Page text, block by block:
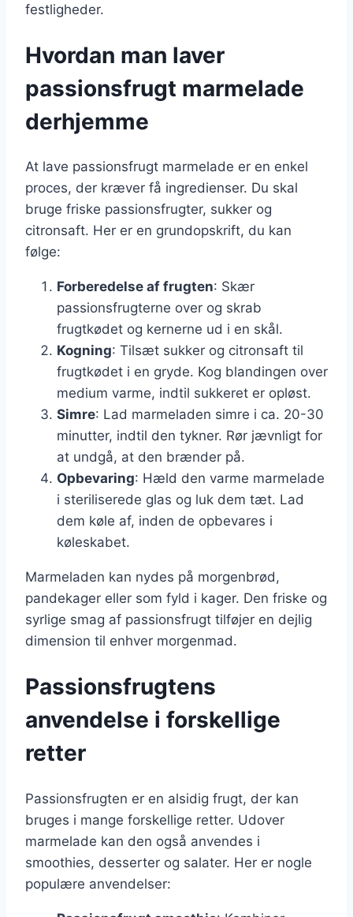
festligheder.
Hvordan man laver
passionsfrugt marmelade
derhjemme
At lave passionsfrugt marmelade er en enkel
proces, der kræver få ingredienser. Du skal
bruge friske passionsfrugter, sukker og
citronsaft. Her er en grundopskrift, du kan
følge:
Forberedelse af frugten: Skær
passionsfrugterne over og skrab
frugtkødet og kernerne ud i en skål.
Kogning: Tilsæt sukker og citronsaft til
frugtkødet i en gryde. Kog blandingen over
medium varme, indtil sukkeret er opløst.
Simre: Lad marmeladen simre i ca. 20-30
minutter, indtil den tykner. Rør jævnligt for
at undgå, at den brænder på.
Opbevaring: Hæld den varme marmelade
i steriliserede glas og luk dem tæt. Lad
dem køle af, inden de opbevares i
køleskabet.
Marmeladen kan nydes på morgenbrød,
pandekager eller som fyld i kager. Den friske og
syrlige smag af passionsfrugt tilføjer en dejlig
dimension til enhver morgenmad.
Passionsfrugtens
anvendelse i forskellige
retter
Passionsfrugten er en alsidig frugt, der kan
bruges i mange forskellige retter. Udover
marmelade kan den også anvendes i
smoothies, desserter og salater. Her er nogle
populære anvendelser: